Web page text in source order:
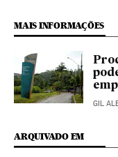
MAIS INFORMAÇÕES
GIL
ARQUIVADO EM